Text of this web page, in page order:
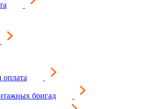
оплата
бригад